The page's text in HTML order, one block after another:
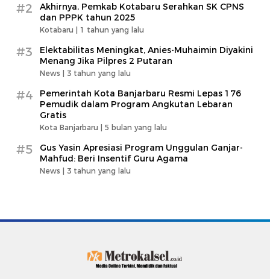
#2
Akhirnya, Pemkab Kotabaru Serahkan SK CPNS
dan PPPK tahun 2025
Kotabaru | 1 tahun yang lalu
#3
Elektabilitas Meningkat, Anies-Muhaimin Diyakini
Menang Jika Pilpres 2 Putaran
News | 3 tahun yang lalu
#4
Pemerintah Kota Banjarbaru Resmi Lepas 176
Pemudik dalam Program Angkutan Lebaran
Gratis
Kota Banjarbaru | 5 bulan yang lalu
#5
Gus Yasin Apresiasi Program Unggulan Ganjar-
Mahfud: Beri Insentif Guru Agama
News | 3 tahun yang lalu